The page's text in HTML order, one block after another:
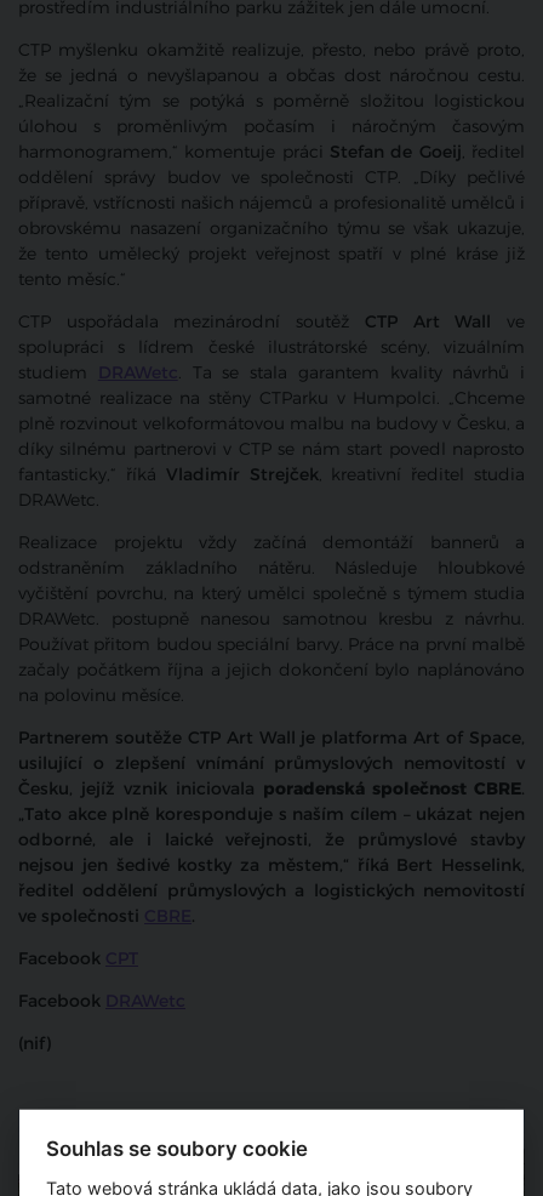
prostředím industriálního parku zážitek jen dále umocní.
CTP myšlenku okamžitě realizuje, přesto, nebo právě proto,
že se jedná o nevyšlapanou a občas dost náročnou cestu.
„Realizační tým se potýká s poměrně složitou logistickou
úlohou s proměnlivým počasím i náročným časovým
harmonogramem,“ komentuje práci Stefan de Goeij, ředitel
oddělení správy budov ve společnosti CTP. „Díky pečlivé
přípravě, vstřícnosti našich nájemců a profesionalitě umělců i
obrovskému nasazení organizačního týmu se však ukazuje,
že tento umělecký projekt veřejnost spatří v plné kráse již
tento měsíc.“
CTP uspořádala mezinárodní soutěž CTP Art Wall ve
spolupráci s lídrem české ilustrátorské scény, vizuálním
studiem
DRAWetc. Ta se stala garantem kvality návrhů i
samotné realizace na stěny CTParku v Humpolci. „Chceme
plně rozvinout velkoformátovou malbu na budovy v Česku, a
díky silnému partnerovi v CTP se nám start povedl naprosto
fantasticky,“ říká Vladimír Strejček, kreativní ředitel studia
DRAWetc.
Realizace projektu vždy začíná demontáží bannerů a
odstraněním základního nátěru. Následuje hloubkové
vyčištění povrchu, na který umělci společně s týmem studia
DRAWetc. postupně nanesou samotnou kresbu z návrhu.
Používat přitom budou speciální barvy. Práce na první malbě
začaly počátkem října a jejich dokončení bylo naplánováno
na polovinu měsíce.
Partnerem soutěže CTP Art Wall je platforma Art of Space,
usilující o zlepšení vnímání průmyslových nemovitostí v
Česku, jejíž vznik iniciovala poradenská společnost CBRE.
„Tato akce plně koresponduje s naším cílem – ukázat nejen
odborné, ale i laické veřejnosti, že průmyslové stavby
nejsou jen šedivé kostky za městem,“ říká Bert Hesselink,
ředitel oddělení průmyslových a logistických nemovitostí
ve společnosti CBRE.
Facebook CPT
Facebook DRAWetc
(nif)
Souhlas se soubory cookie
Tato webová stránka ukládá data, jako jsou soubory